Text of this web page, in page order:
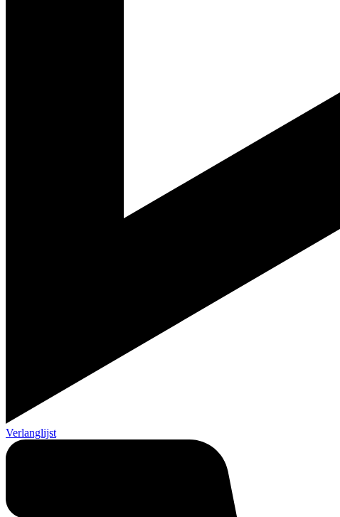
Verlanglijst